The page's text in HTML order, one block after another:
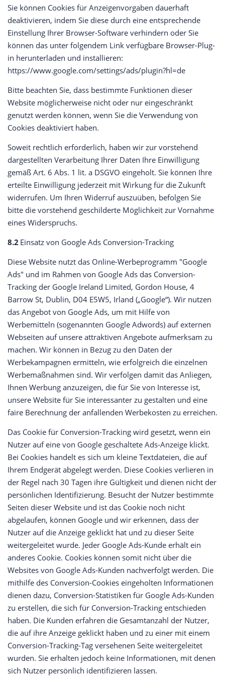
Sie können Cookies für Anzeigenvorgaben dauerhaft
deaktivieren, indem Sie diese durch eine entsprechende
Einstellung Ihrer Browser-Software verhindern oder Sie
können das unter folgendem Link verfügbare Browser-Plug-
in herunterladen und installieren:
https://www.google.com/settings/ads/plugin?hl=de
Bitte beachten Sie, dass bestimmte Funktionen dieser
Website möglicherweise nicht oder nur eingeschränkt
genutzt werden können, wenn Sie die Verwendung von
Cookies deaktiviert haben.
Soweit rechtlich erforderlich, haben wir zur vorstehend
dargestellten Verarbeitung Ihrer Daten Ihre Einwilligung
gemäß Art. 6 Abs. 1 lit. a DSGVO eingeholt. Sie können Ihre
erteilte Einwilligung jederzeit mit Wirkung für die Zukunft
widerrufen. Um Ihren Widerruf auszuüben, befolgen Sie
bitte die vorstehend geschilderte Möglichkeit zur Vornahme
eines Widerspruchs.
8.2 Einsatz von Google Ads Conversion-Tracking
Diese Website nutzt das Online-Werbeprogramm "Google
Ads" und im Rahmen von Google Ads das Conversion-
Tracking der Google Ireland Limited, Gordon House, 4
Barrow St, Dublin, D04 E5W5, Irland („Google“). Wir nutzen
das Angebot von Google Ads, um mit Hilfe von
Werbemitteln (sogenannten Google Adwords) auf externen
Webseiten auf unsere attraktiven Angebote aufmerksam zu
machen. Wir können in Bezug zu den Daten der
Werbekampagnen ermitteln, wie erfolgreich die einzelnen
Werbemaßnahmen sind. Wir verfolgen damit das Anliegen,
Ihnen Werbung anzuzeigen, die für Sie von Interesse ist,
unsere Website für Sie interessanter zu gestalten und eine
faire Berechnung der anfallenden Werbekosten zu erreichen.
Das Cookie für Conversion-Tracking wird gesetzt, wenn ein
Nutzer auf eine von Google geschaltete Ads-Anzeige klickt.
Bei Cookies handelt es sich um kleine Textdateien, die auf
Ihrem Endgerät abgelegt werden. Diese Cookies verlieren in
der Regel nach 30 Tagen ihre Gültigkeit und dienen nicht der
persönlichen Identifizierung. Besucht der Nutzer bestimmte
Seiten dieser Website und ist das Cookie noch nicht
abgelaufen, können Google und wir erkennen, dass der
Nutzer auf die Anzeige geklickt hat und zu dieser Seite
weitergeleitet wurde. Jeder Google Ads-Kunde erhält ein
anderes Cookie. Cookies können somit nicht über die
Websites von Google Ads-Kunden nachverfolgt werden. Die
mithilfe des Conversion-Cookies eingeholten Informationen
dienen dazu, Conversion-Statistiken für Google Ads-Kunden
zu erstellen, die sich für Conversion-Tracking entschieden
haben. Die Kunden erfahren die Gesamtanzahl der Nutzer,
die auf ihre Anzeige geklickt haben und zu einer mit einem
Conversion-Tracking-Tag versehenen Seite weitergeleitet
wurden. Sie erhalten jedoch keine Informationen, mit denen
sich Nutzer persönlich identifizieren lassen.